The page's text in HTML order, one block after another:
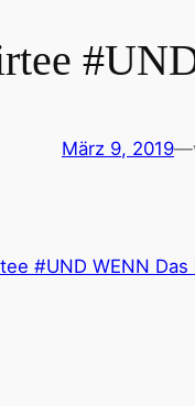
März 9, 2019—